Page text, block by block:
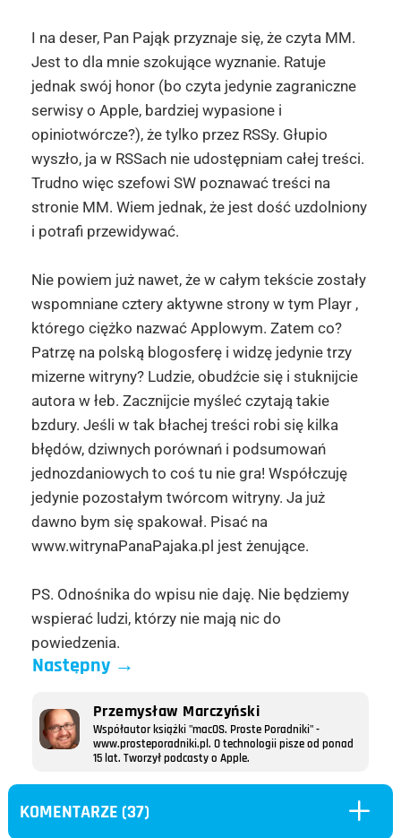
I na deser, Pan Pająk przyznaje się, że czyta MM.
Jest to dla mnie szokujące wyznanie. Ratuje
jednak swój honor (bo czyta jedynie zagraniczne
serwisy o Apple, bardziej wypasione i
opiniotwórcze?), że tylko przez RSSy. Głupio
wyszło, ja w RSSach nie udostępniam całej treści.
Trudno więc szefowi SW poznawać treści na
stronie MM. Wiem jednak, że jest dość uzdolniony
i potrafi przewidywać.
Nie powiem już nawet, że w całym tekście zostały
wspomniane cztery aktywne strony w tym Playr ,
którego ciężko nazwać Applowym. Zatem co?
Patrzę na polską blogosferę i widzę jedynie trzy
mizerne witryny? Ludzie, obudźcie się i stuknijcie
autora w łeb. Zacznijcie myśleć czytają takie
bzdury. Jeśli w tak błachej treści robi się kilka
błędów, dziwnych porównań i podsumowań
jednozdaniowych to coś tu nie gra! Współczuję
jedynie pozostałym twórcom witryny. Ja już
dawno bym się spakował. Pisać na
www.witrynaPanaPajaka.pl jest żenujące.
PS. Odnośnika do wpisu nie daję. Nie będziemy
wspierać ludzi, którzy nie mają nic do
powiedzenia.
Następny→
Przemysław Marczyński
Współautor książki "macOS. Proste Poradniki" -
www.prosteporadniki.pl. O technologii pisze od ponad
15 lat. Tworzył podcasty o Apple.
KOMENTARZE (37) L